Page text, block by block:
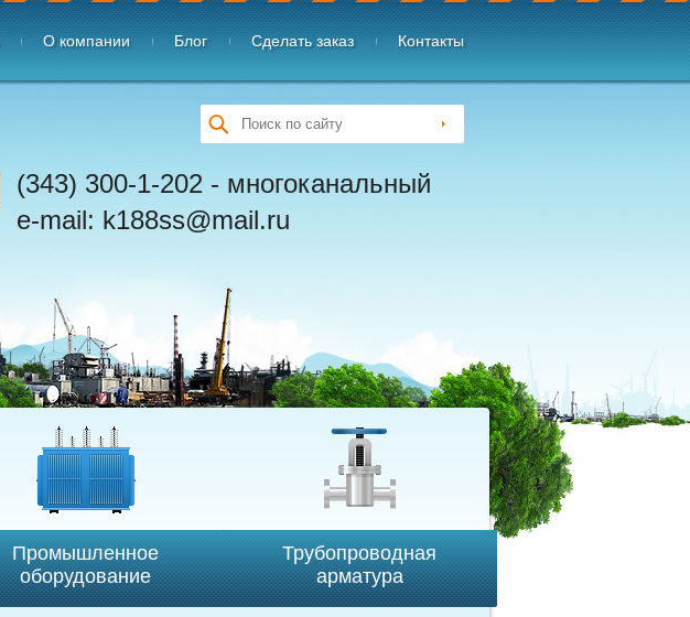
О компании Блог Сделать заказ Контакты
(343) 300-1-202 - многоканальный
e-mail: k188ss@mail.ru
Промышленное
оборудование
Трубопроводная
арматура